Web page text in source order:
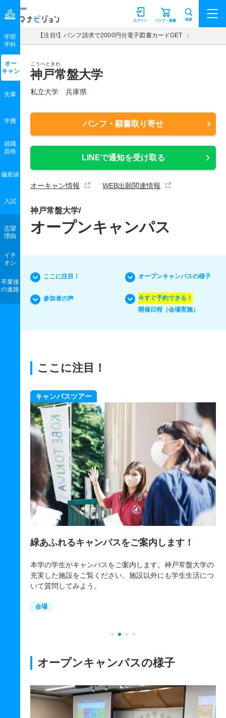
マナビジョン パンフ・願書
ログイン 検索
【注目!】パンフ請求で2000円分電子図書カードGET
こうべときわ
神戸常盤大学
私立大学 兵庫県
パンフ・願書取り寄せ
LINEで通知を受け取る
オーキャン情報 WEB出願関連情報
学部
学科
オー
キャン
先輩
学費
就職
資格
偏差値
入試
志望
理由
イチ
オシ
卒業後
の進路
神戸常盤大学/
オープンキャンパス
ここに注目！ オープンキャンパスの様子
参加者の声
今すぐ予約できる！
開催日程（会場実施）
ここに注目！
キャンパスツアー
緑あふれるキャンパスをご案内します！
本学の学生がキャンパスをご案内します。神戸常盤大学の
充実した施設をご覧ください。施設以外にも学生生活につ
いて質問してみよう。
会場
オープンキャンパスの様子